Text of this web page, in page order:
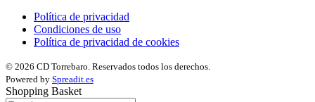
Política de privacidad
Condiciones de uso
Política de privacidad de cookies
© 2026 CD Torrebaro. Reservados todos los derechos.
Powered by Spreadit.es
Shopping Basket